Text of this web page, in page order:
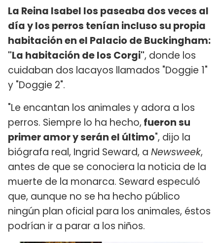
La Reina Isabel los paseaba dos veces al
día y los perros tenían incluso su propia
habitación en el Palacio de Buckingham:
"La habitación de los Corgi", donde los
cuidaban dos lacayos llamados "Doggie 1"
y "Doggie 2".
"Le encantan los animales y adora a los
perros. Siempre lo ha hecho, fueron su
primer amor y serán el último", dijo la
biógrafa real, Ingrid Seward, a Newsweek,
antes de que se conociera la noticia de la
muerte de la monarca. Seward especuló
que, aunque no se ha hecho público
ningún plan oficial para los animales, éstos
podrían ir a parar a los niños.